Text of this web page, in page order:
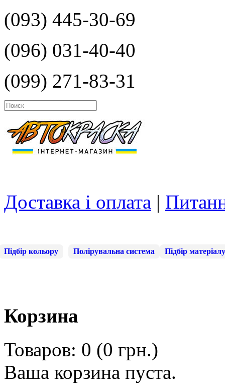
(093) 445-30-69
(096) 031-40-40
(099) 271-83-31
Доставка і оплата |
Підбір кольору Полірувальна система Підбір матеріалу
Корзина
Товаров: 0 (0 грн.)
Ваша корзина пуста.